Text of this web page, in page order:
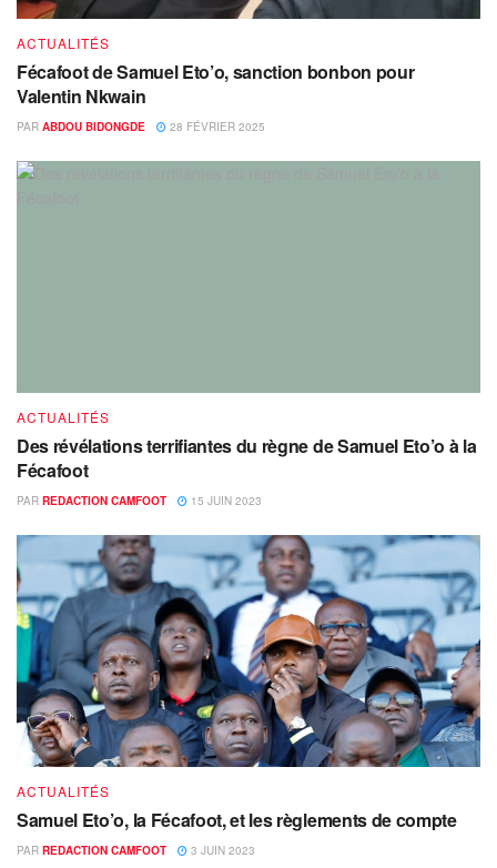
ACTUALITÉS
Fécafoot de Samuel Eto’o, sanction bonbon pour
Valentin Nkwain
PAR ABDOU BIDONGDE 28 FÉVRIER 2025
ACTUALITÉS
Des révélations terrifiantes du règne de Samuel Eto’o à la
Fécafoot
PAR REDACTION CAMFOOT 15 JUIN 2023
ACTUALITÉS
Samuel Eto’o, la Fécafoot, et les règlements de compte
PAR REDACTION CAMFOOT 3 JUIN 2023